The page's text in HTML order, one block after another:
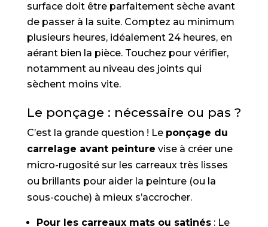
surface doit être parfaitement sèche avant
de passer à la suite. Comptez au minimum
plusieurs heures, idéalement 24 heures, en
aérant bien la pièce. Touchez pour vérifier,
notamment au niveau des joints qui
sèchent moins vite.
Le ponçage : nécessaire ou pas ?
C’est la grande question ! Le ponçage du
carrelage avant peinture vise à créer une
micro-rugosité sur les carreaux très lisses
ou brillants pour aider la peinture (ou la
sous-couche) à mieux s’accrocher.
Pour les carreaux mats ou satinés: Le